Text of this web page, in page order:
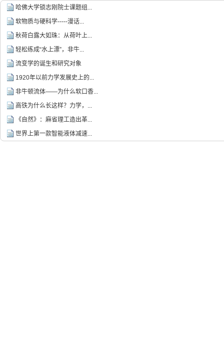
哈佛大学锁志刚院士课题组...
软物质与硬科学-----漫话...
秋荷白露大如珠：从荷叶上...
轻松练成“水上漂”，非牛...
流变学的诞生和研究对象
1920年以前力学发展史上的...
非牛顿流体——为什么软口香...
高铁为什么长这样？力学，...
《自然》：麻省理工造出革...
世界上第一款智能液体减速...